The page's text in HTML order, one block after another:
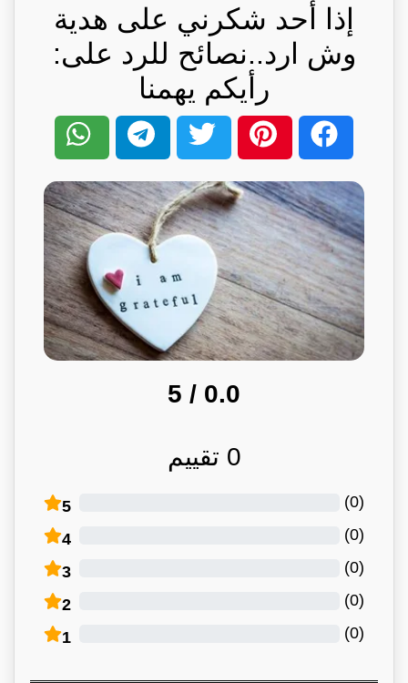
إذا أحد شكرني على هدية
وش ارد..نصائح للرد على:
رأيكم يهمنا
0.0
/ 5
0 تقييم
5 (
0
)
4 (
0
)
3 (
0
)
2 (
0
)
1 (
0
)